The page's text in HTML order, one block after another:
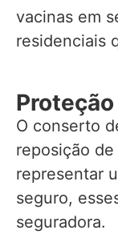
vacinas em
residenciais
O conserto
reposição
representar
seguro,
seguradora.